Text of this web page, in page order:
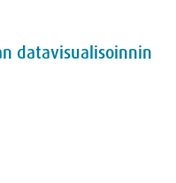
datavisualisoinnin